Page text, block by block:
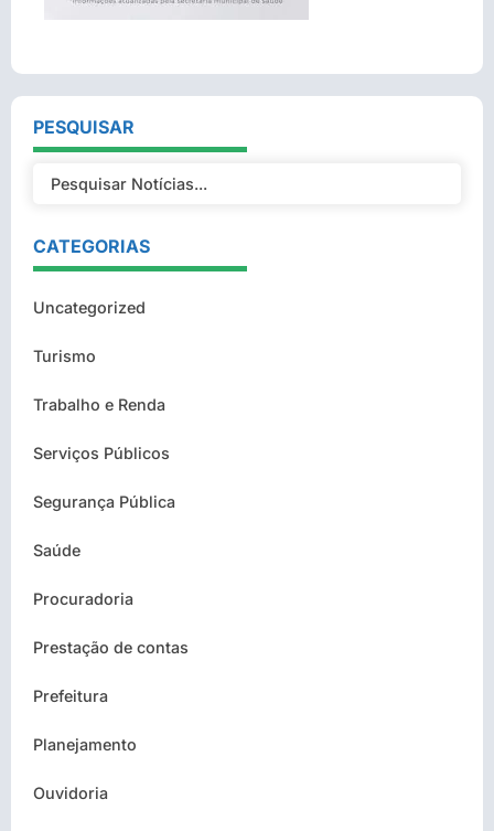
PESQUISAR
CATEGORIAS
Uncategorized
Turismo
Trabalho e Renda
Serviços Públicos
Segurança Pública
Saúde
Procuradoria
Prestação de contas
Prefeitura
Planejamento
Ouvidoria